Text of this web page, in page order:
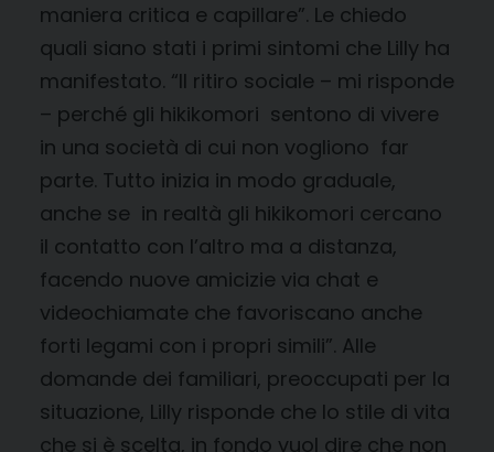
maniera critica e capillare”. Le chiedo
quali siano stati i primi sintomi che Lilly ha
manifestato. “Il ritiro sociale – mi risponde
– perché gli hikikomori sentono di vivere
in una società di cui non vogliono far
parte. Tutto inizia in modo graduale,
anche se in realtà gli hikikomori cercano
il contatto con l’altro ma a distanza,
facendo nuove amicizie via chat e
videochiamate che favoriscano anche
forti legami con i propri simili”. Alle
domande dei familiari, preoccupati per la
situazione, Lilly risponde che lo stile di vita
che si è scelta, in fondo vuol dire che non